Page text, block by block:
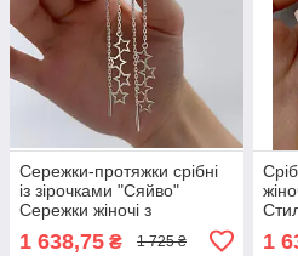
Сережки-протяжки срібні
із зірочками "Сяйво"
Сережки жіночі з
срібла
1 638,75 ₴ 1 725 ₴ 1